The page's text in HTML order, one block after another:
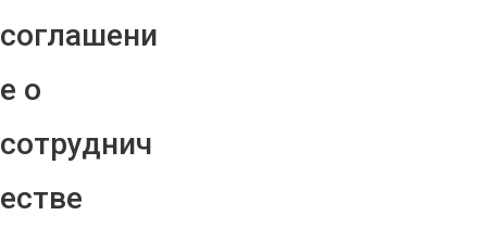
соглашени
е о
сотруднич
естве